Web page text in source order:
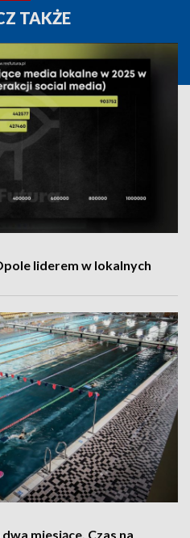
TAKŻE
liderem w lokalnych
miesiące. Czas na